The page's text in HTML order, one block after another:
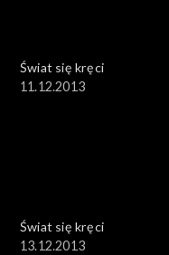
Świat się kręci
11.12.2013
Świat się kręci
13.12.2013